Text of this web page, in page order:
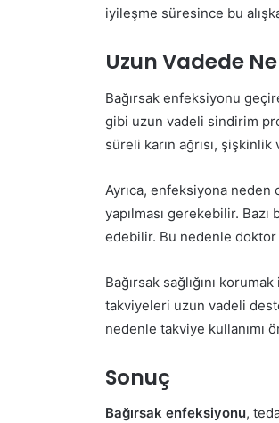
iyileşme süresince bu
Uzun Vadede
Bağırsak enfeksiyonu
gibi uzun vadeli sindirim
süreli karın ağrısı,
Ayrıca, enfeksiyona
yapılması gerekebilir.
edebilir. Bu nedenle doktor
Bağırsak sağlığını
takviyeleri uzun vadeli
nedenle takviye kullanımı
Sonuç
Bağırsak enfeksiyonu,